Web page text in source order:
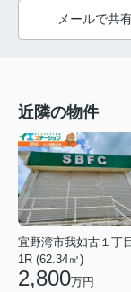
メールで共
近隣の物件
宜野湾市我如古１丁目
1R (62.34㎡)
2,800万円